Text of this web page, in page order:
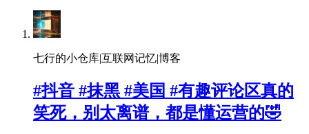
七行的小仓库|互联网记忆|博客
#抖音 #抹黑 #美国 #有趣评论区真的
笑死，别太离谱，都是懂运营的🤣